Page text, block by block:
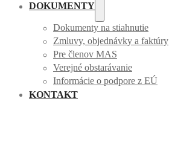
DOKUMENTY
Dokumenty na stiahnutie
Zmluvy, objednávky a faktúry
Pre členov MAS
Verejné obstarávanie
Informácie o podpore z EÚ
KONTAKT